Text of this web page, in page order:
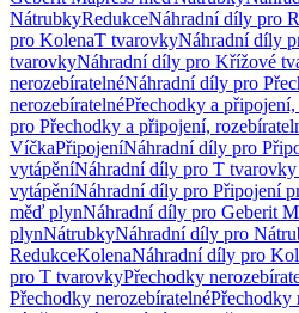
NátrubkyRedukceNáhradní díly pro
pro KolenaT tvarovkyNáhradní díly
tvarovkyNáhradní díly pro Křížové
nerozebíratelnéNáhradní díly pro
nerozebíratelnéPřechodky a připojení,
pro Přechodky a připojení,
VíčkaPřipojeníNáhradní díly pro
vytápěníNáhradní díly pro T
vytápěníNáhradní díly pro Připojení
měď plynNáhradní díly pro Geberit
plynNátrubkyNáhradní díly pro
RedukceKolenaNáhradní díly pro
pro T tvarovkyPřechodky
Přechodky nerozebíratelnéPřechodky